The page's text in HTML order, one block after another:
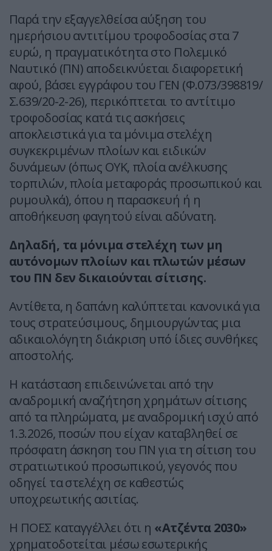
Παρά την εξαγγελθείσα αύξηση του
ημερήσιου αντιτίμου τροφοδοσίας στα 7
ευρώ, η πραγματικότητα στο Πολεμικό
Ναυτικό (ΠΝ) αποδεικνύεται διαφορετική
αφού, βάσει εγγράφου του ΓΕΝ (Φ.073/398819/
Σ.639/20-2-26), περικόπτεται το αντίτιμο
τροφοδοσίας κατά τις ασκήσεις
αποκλειστικά για τα μόνιμα στελέχη
συγκεκριμένων πλοίων και ειδικών
δυνάμεων (όπως ΟΥΚ, πλοία ανέλκυσης
τορπιλών, πλοία μεταφοράς προσωπικού και
ρυμουλκά), όπου η παρασκευή ή η
αποθήκευση φαγητού είναι αδύνατη.
Δηλαδή, τα μόνιμα στελέχη των μη
αυτόνομων πλοίων και πλωτών μέσων
του ΠΝ δεν δικαιούνται σίτισης.
Αντίθετα, η δαπάνη καλύπτεται κανονικά για
τους στρατεύσιμους, δημιουργώντας μια
αδικαιολόγητη διάκριση υπό ίδιες συνθήκες
αποστολής.
Η κατάσταση επιδεινώνεται από την
αναδρομική αναζήτηση χρημάτων σίτισης
από τα πληρώματα, με αναδρομική ισχύ από
1.3.2026, ποσών που είχαν καταβληθεί σε
πρόσφατη άσκηση του ΠΝ για τη σίτιση του
στρατιωτικού προσωπικού, γεγονός που
οδηγεί τα στελέχη σε καθεστώς
υποχρεωτικής ασιτίας.
Η ΠΟΕΣ καταγγέλλει ότι η «Ατζέντα 2030»
χρηματοδοτείται μέσω εσωτερικής